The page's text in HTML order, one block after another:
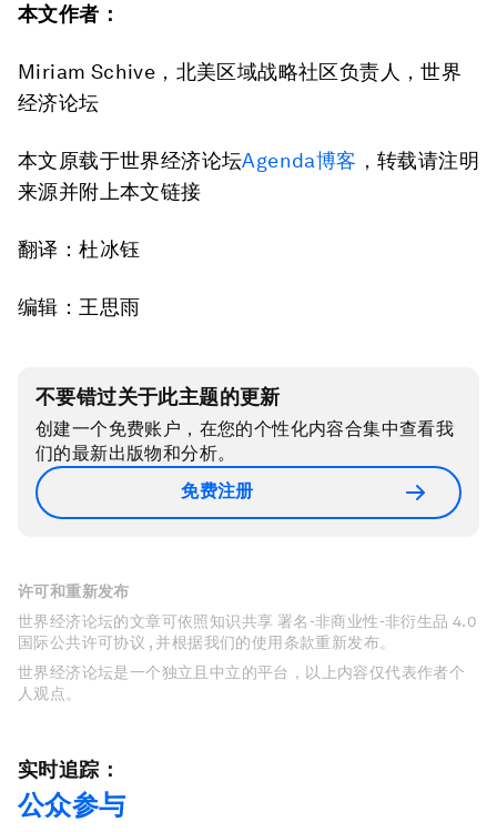
本文作者：
Miriam Schive，北美区域战略社区负责人，世界
经济论坛
本文原载于世界经济论坛Agenda博客 ，转载请注明
来源并附上本文链接
翻译：杜冰钰
编辑：王思雨
不要错过关于此主题的更新
创建一个免费账户，在您的个性化内容合集中查看我
们的最新出版物和分析。
免费注册
许可和重新发布
世界经济论坛的文章可依照知识共享 署名-非商业性-非衍生品 4.0
国际公共许可协议 , 并根据我们的使用条款重新发布。
世界经济论坛是一个独立且中立的平台，以上内容仅代表作者个
人观点。
实时追踪：
公众参与